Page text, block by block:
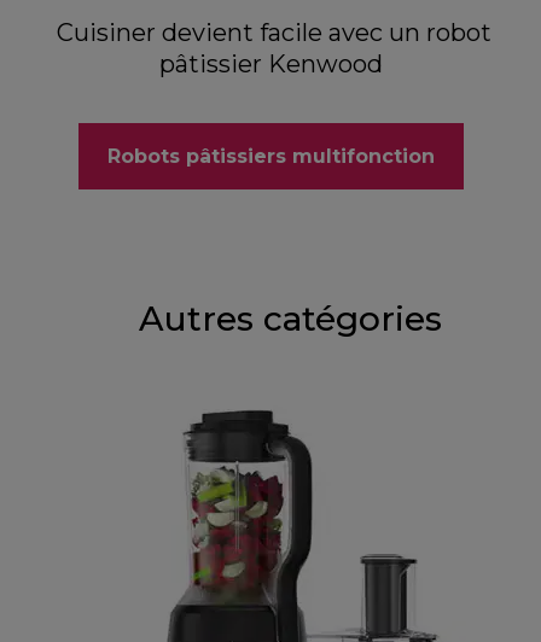
Cuisiner devient facile avec un robot
pâtissier Kenwood
Robots pâtissiers multifonction
Autres catégories